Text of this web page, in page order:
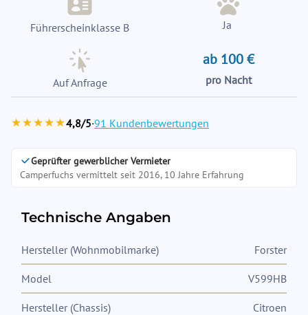
Führerscheinklasse B Ja
Auf Anfrage
ab 100 €
pro Nacht
★★★★★4,8/5·91 Kundenbewertungen
Geprüfter gewerblicher Vermieter
Camperfuchs vermittelt seit 2016, 10 Jahre Erfahrung
Technische Angaben
Hersteller (Wohnmobilmarke) Forster
Model V599HB
Hersteller (Chassis) Citroen